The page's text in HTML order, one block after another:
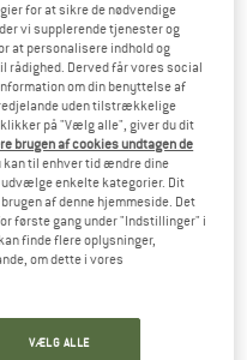
METOLIUS
62,96 €
for at sikre de nødvendige
vi supplerende tjenester og
at personalisere indhold og
rådighed. Derved får vores social
om din benyttelse af
uden tilstrækkelige
på "Vælg alle", giver du dit
brugen af cookies undtagen de
kan til enhver tid ændre dine
enkelte kategorier. Dit
af denne hjemmeside. Det
første gang under "Indstillinger" i
finde flere oplysninger,
om dette i vores
VÆLG ALLE